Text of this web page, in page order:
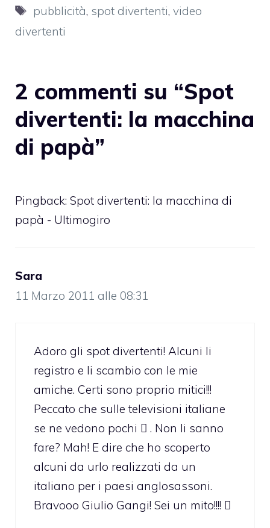
Tag
pubblicità, spot divertenti,video
divertenti
2 commenti su “Spot
divertenti: la macchina
di papà”
Pingback: Spot divertenti: la macchina di
papà - Ultimogiro
Sara
11 Marzo 2011 alle 08:31
Adoro gli spot divertenti! Alcuni li
registro e li scambio con le mie
amiche. Certi sono proprio mitici!!!
Peccato che sulle televisioni italiane
se ne vedono pochi  . Non li sanno
fare? Mah! E dire che ho scoperto
alcuni da urlo realizzati da un
italiano per i paesi anglosassoni.
Bravooo Giulio Gangi! Sei un mito!!!! 